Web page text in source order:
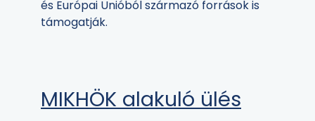
és Európai Unióból származó források is
támogatják.
MIKHÖK alakuló ülés